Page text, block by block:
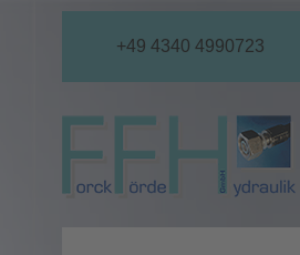
+49 4340 4990723